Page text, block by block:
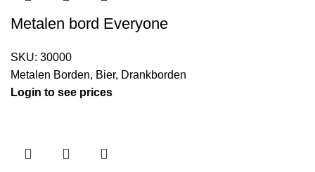
Metalen bord Everyone
SKU: 30000
Metalen Borden, Bier, Drankborden
Login to see prices